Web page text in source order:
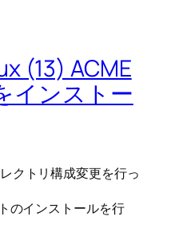
(13) ACME
インストー
クトリ構成変更を行っ
のインストールを行